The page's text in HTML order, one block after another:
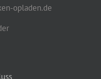
opladen.de